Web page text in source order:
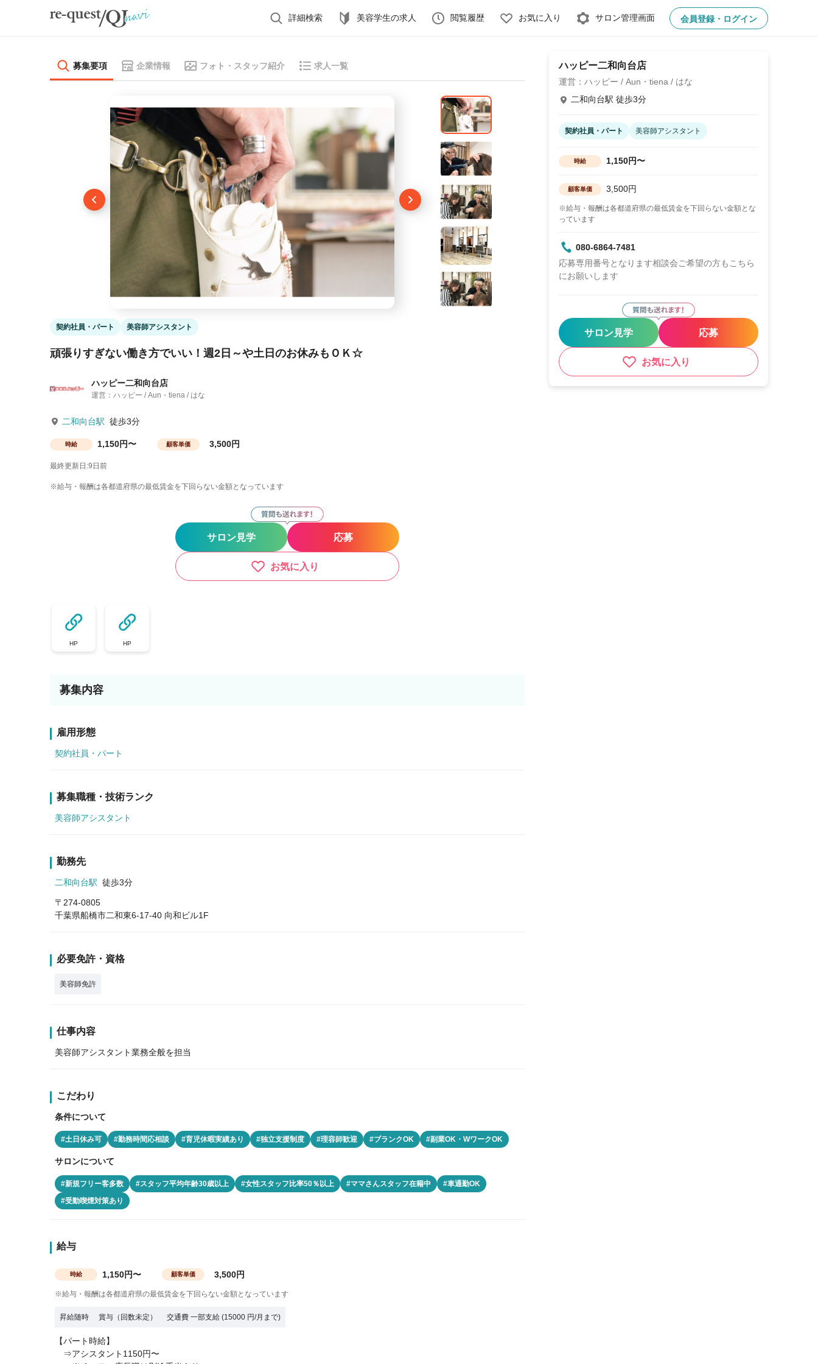
詳細検索 美容学生の求人 閲覧履歴 お気に入り サロン管理画面 会員登録・ログイン
募集要項 企業情報 フォト・スタッフ紹介 求人一覧
契約社員・パート 美容師アシスタント
頑張りすぎない働き方でいい！週2日～や土日のお休みもＯＫ☆
ハッピー二和向台店
運営：ハッピー / Aun・tiena / はな
二和向台駅 徒歩3分
時給 1,150円〜 顧客単価 3,500円
最終更新日:9日前
※給与・報酬は各都道府県の最低賃金を下回らない金額となっています
サロン見学 応募
お気に入り
HP HP
募集内容
雇用形態
契約社員・パート
募集職種・技術ランク
美容師アシスタント
勤務先
二和向台駅 徒歩3分
〒274-0805
千葉県船橋市二和東6-17-40 向和ビル1F
必要免許・資格
美容師免許
仕事内容
美容師アシスタント業務全般を担当
こだわり
条件について
#土日休み可 #勤務時間応相談 #育児休暇実績あり #独立支援制度 #理容師歓迎 #ブランクOK #副業OK・WワークOK
サロンについて
#新規フリー客多数 #スタッフ平均年齢30歳以上 #女性スタッフ比率50％以上 #ママさんスタッフ在籍中
#車通勤OK
#受動喫煙対策あり
給与
時給 1,150円〜 顧客単価 3,500円
※給与・報酬は各都道府県の最低賃金を下回らない金額となっています
昇給随時 賞与（回数未定） 交通費 一部支給 (15000 円/月まで)
【パート時給】
⇒アシスタント1150円〜
ハッピー二和向台店
運営：ハッピー / Aun・tiena / はな
二和向台駅 徒歩3分
契約社員・パート 美容師アシスタント
時給 1,150円〜
顧客単価 3,500円
※給与・報酬は各都道府県の最低賃金を下回らない金額とな
っています
080-6864-7481
応募専用番号となります相談会ご希望の方もこちら
にお願いします
サロン見学 応募
お気に入り